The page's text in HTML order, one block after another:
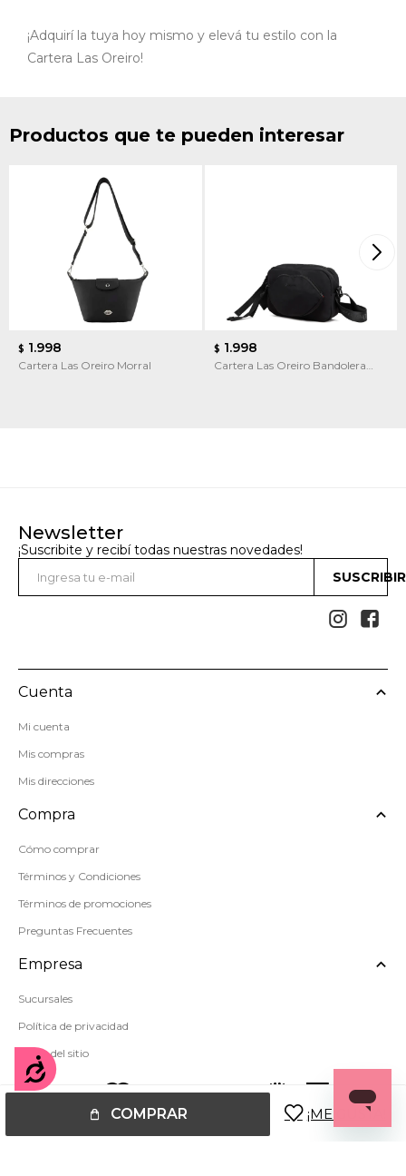
Accesibilidad
COMPRAR
¡Adquirí la tuya hoy mismo y elevá tu estilo con la
Cartera Las Oreiro!
Productos que te pueden interesar
$ 1.998
Cartera Las Oreiro Morral
$ 1.998
Cartera Las Oreiro Bandolera
Newsletter
¡Suscribite y recibí todas nuestras novedades!
 
Cuenta
Mi cuenta
Mis compras
Mis direcciones
Compra
Cómo comprar
Términos y Condiciones
Términos de promociones
Preguntas Frecuentes
Empresa
Sucursales
Política de privacidad
Mapa del sitio